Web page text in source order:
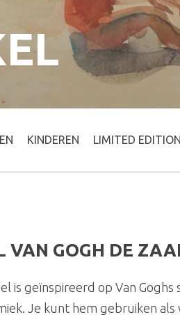
KINDEREN LIMITED
VAN GOGH DE
is geïnspireerd op Van Goghs
Je kunt hem gebruiken